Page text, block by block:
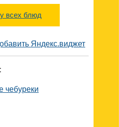
всех блюд
Яндекс.виджет
чебуреки